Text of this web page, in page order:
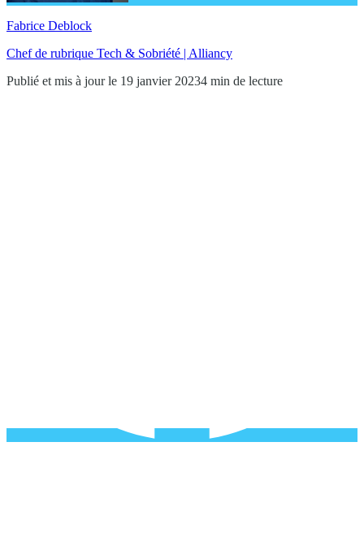
Fabrice Deblock
Chef de rubrique Tech & Sobriété | Alliancy
Publié et mis à jour le 19 janvier 20234 min de lecture